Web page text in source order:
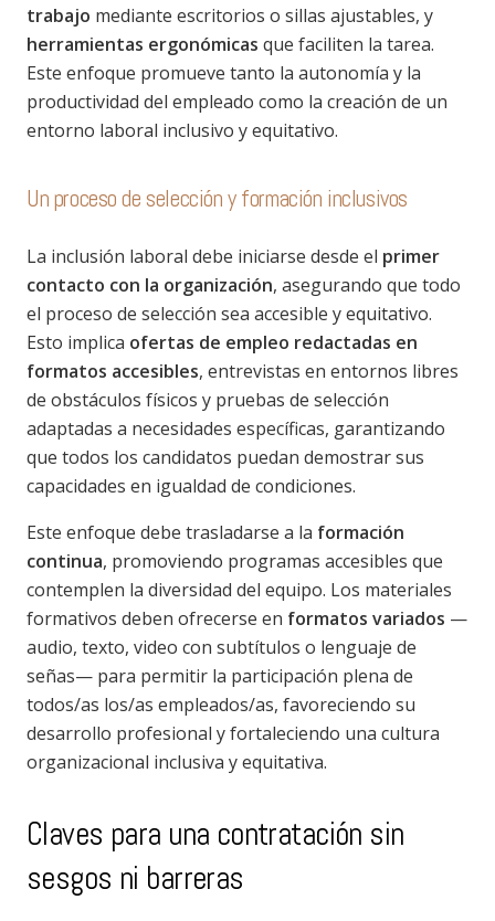
trabajo mediante escritorios o sillas ajustables, y
herramientas ergonómicas que faciliten la tarea.
Este enfoque promueve tanto la autonomía y la
productividad del empleado como la creación de un
entorno laboral inclusivo y equitativo.
Un proceso de selección y formación inclusivos
La inclusión laboral debe iniciarse desde el primer
contacto con la organización, asegurando que todo
el proceso de selección sea accesible y equitativo.
Esto implica ofertas de empleo redactadas en
formatos accesibles, entrevistas en entornos libres
de obstáculos físicos y pruebas de selección
adaptadas a necesidades específicas, garantizando
que todos los candidatos puedan demostrar sus
capacidades en igualdad de condiciones.
Este enfoque debe trasladarse a la formación
continua, promoviendo programas accesibles que
contemplen la diversidad del equipo. Los materiales
formativos deben ofrecerse en formatos variados —
audio, texto, video con subtítulos o lenguaje de
señas— para permitir la participación plena de
todos/as los/as empleados/as, favoreciendo su
desarrollo profesional y fortaleciendo una cultura
organizacional inclusiva y equitativa.
Claves para una contratación sin
sesgos ni barreras